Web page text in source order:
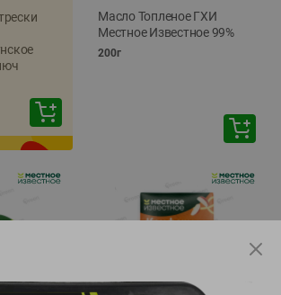
Масло Топленое ГХИ
Местное Известное 99%
200г